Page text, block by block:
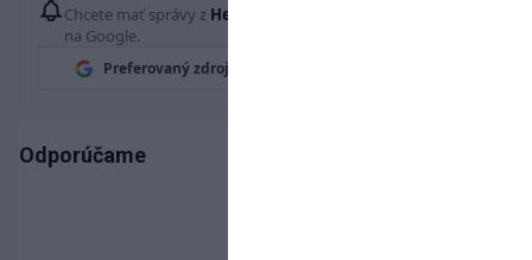
Chcete mať správy z Hetrik.sk
na Google.
Preferovaný zdroj
Odporúčame